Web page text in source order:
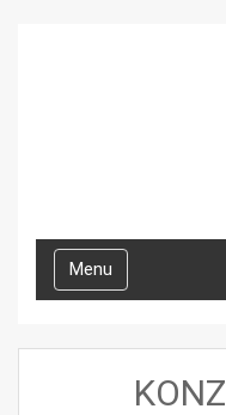
Toggle
navigation
Menu